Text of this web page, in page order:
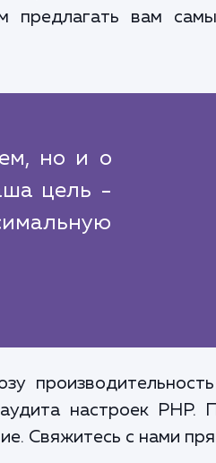
предлагать вам
но и о
цель -
настроек PHP.
Свяжитесь с нами